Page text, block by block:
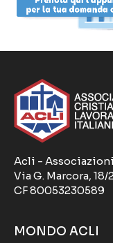
Acli -
Via G. Marcora,
CF 80053230589
MONDO ACLI